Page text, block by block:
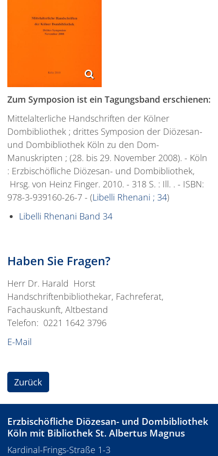
Zum Symposion ist ein Tagungsband erschienen:
Mittelalterliche Handschriften der Kölner
Dombibliothek ; drittes Symposion der Diözesan-
und Dombibliothek Köln zu den Dom-
Manuskripten ; (28. bis 29. November 2008). - Köln
: Erzbischöfliche Diözesan- und Dombibliothek,
Hrsg. von Heinz Finger. 2010. - 318 S. : Ill. . - ISBN:
978-3-939160-26-7 - (Libelli Rhenani ; 34)
Libelli Rhenani Band 34
Haben Sie Fragen?
Herr Dr. Harald Horst
Handschriftenbibliothekar, Fachreferat,
Fachauskunft, Altbestand
Telefon: 0221 1642 3796
E-Mail
Zurück
Erzbischöfliche Diözesan- und Dombibliothek
Köln mit Bibliothek St. Albertus Magnus
Kardinal-Frings-Straße 1-3